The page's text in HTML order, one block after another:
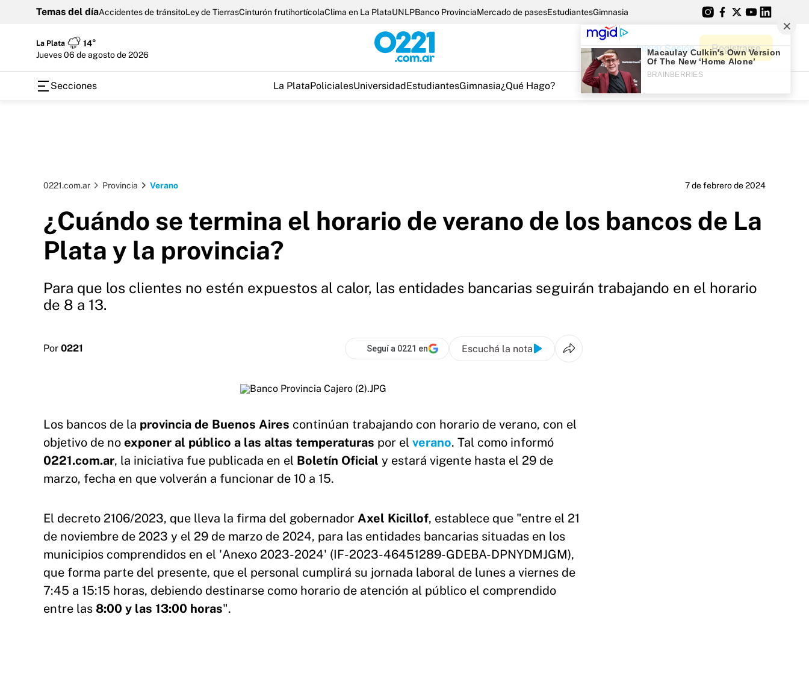
Temas del díaAccidentes de tránsitoLey de TierrasCinturón frutihortícolaClima en La PlataUNLPBanco ProvinciaMercado de pasesEstudiantesGimnasia
La Plata
14°
jueves 06 de agosto de 2026
Iniciar Sesión Registrarse
Secciones La PlataPolicialesUniversidadEstudiantesGimnasia¿Qué Hago?
0221.com.ar Provincia Verano 7 de febrero de 2024
¿Cuándo se termina el horario de verano de los bancos de La
Plata y la provincia?
Para que los clientes no estén expuestos al calor, las entidades bancarias seguirán trabajando en el horario
de 8 a 13.
Por 0221 Seguí a 0221 en Escuchá la nota
Los bancos de la provincia de Buenos Aires continúan trabajando con horario de verano, con el
objetivo de no exponer al público a las altas temperaturas por el verano. Tal como informó
0221.com.ar, la iniciativa fue publicada en el Boletín Oficial y estará vigente hasta el 29 de
marzo, fecha en que volverán a funcionar de 10 a 15.
El decreto 2106/2023, que lleva la firma del gobernador Axel Kicillof, establece que "entre el 21
de noviembre de 2023 y el 29 de marzo de 2024, para las entidades bancarias situadas en los
municipios comprendidos en el 'Anexo 2023-2024' (IF-2023-46451289-GDEBA-DPNYDMJGM),
que forma parte del presente, que el personal cumplirá su jornada laboral de lunes a viernes de
7:45 a 15:15 horas, debiendo destinarse como horario de atención al público el comprendido
entre las 8:00 y las 13:00 horas".